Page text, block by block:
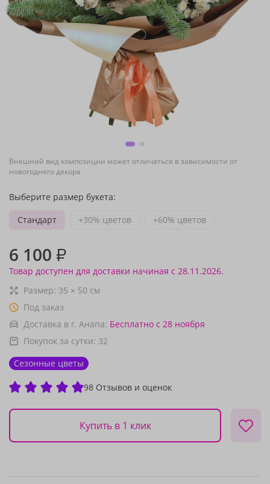
Внешний вид композиции может отличаться в зависимости от
новогоднего декора
Выберите размер букета:
Стандарт
+30% цветов +60% цветов
6 100 ₽
Товар доступен для доставки начиная с 28.11.2026.
Размер: 35 × 50 см
Под заказ
Доставка в г. Анапа: Бесплатно с 28 ноября
Покупок за сутки: 32
Сезонные цветы
98 Отзывов и оценок
Купить в 1 клик